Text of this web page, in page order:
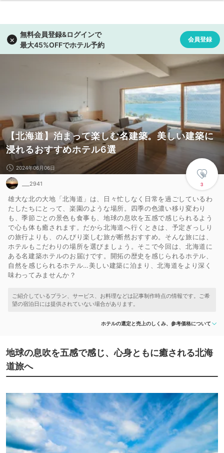
【北海道】泊まって楽しむ名建築。美しい建築に
浸れるおすすめホテル6選
3
2024年06月06日
___2941
雄大な北の大地「北海道」は、日々忙しなく日常を過ごしているわ
たしたちにとって、楽園のような場所。四季の色濃い移り変わり
も、季節ごとの景色も食事も、地球の息吹を五感で感じられるよう
で心も体も癒されます。だから北海道へ行くときは、予定ぎっしり
の旅行よりも、のんびり楽しむ旅が断然おすすめ。そんな旅には、
ホテルもこだわりの場所を選びましょう。そこで今回は、北海道に
ある名建築ホテルのお届けです。開拓の歴史を感じられるホテル、
自然を感じられるホテル…美しい建築に泊まり、北海道をより深く
味わってみませんか？
ホテルの選定と売上のしくみ、参考価格について
地球の息吹を五感で感じ、心身ともに癒される北海
道旅へ